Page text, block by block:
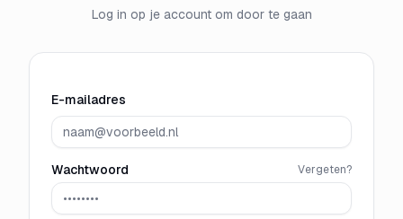
Log in op je account om door te gaan
E-mailadres
Wachtwoord Vergeten?